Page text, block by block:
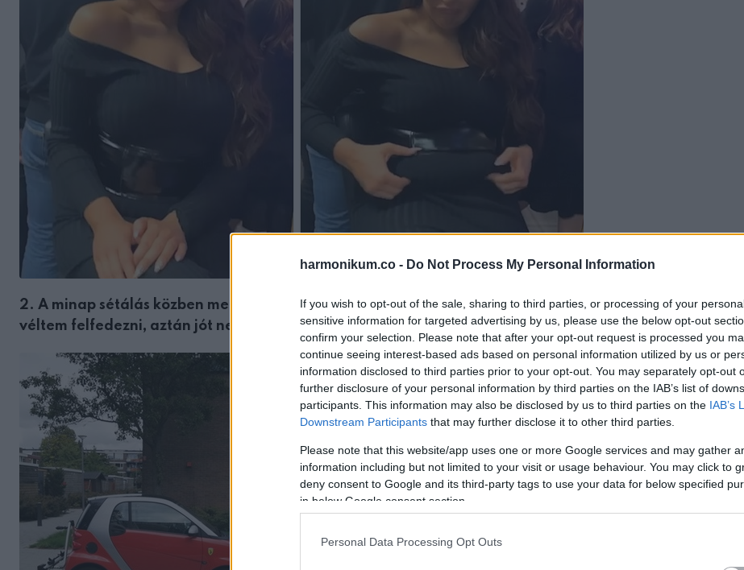
harmonikum.co - Do Not Process My Personal Information
If you wish to opt-out of the sale, sharing to third parties, or processing of your
sensitive information for targeted advertising by us, please use the below opt-out
confirm your selection. Please note that after your opt-out request is processed you
continue seeing interest-based ads based on personal information utilized by us or
information disclosed to third parties prior to your opt-out. You may separately opt-out
further disclosure of your personal information by third parties on the IAB’s list of
participants. This information may also be disclosed by us to third parties on the IAB’s
Downstream Participants that may further disclose it to other third parties.
Please note that this website/app uses one or more Google services and may gather
information including but not limited to your visit or usage behaviour. You may click to
deny consent to Google and its third-party tags to use your data for below specified
in below Google consent section.
Personal Data Processing Opt Outs
2. A minap sétálás közben megpillantottam egy kis tűzpirosra festett smartot, amin egy ismerős logót
véltem felfedezni, aztán jót nevettem, amikor közelebbről is szemügyre vettem.